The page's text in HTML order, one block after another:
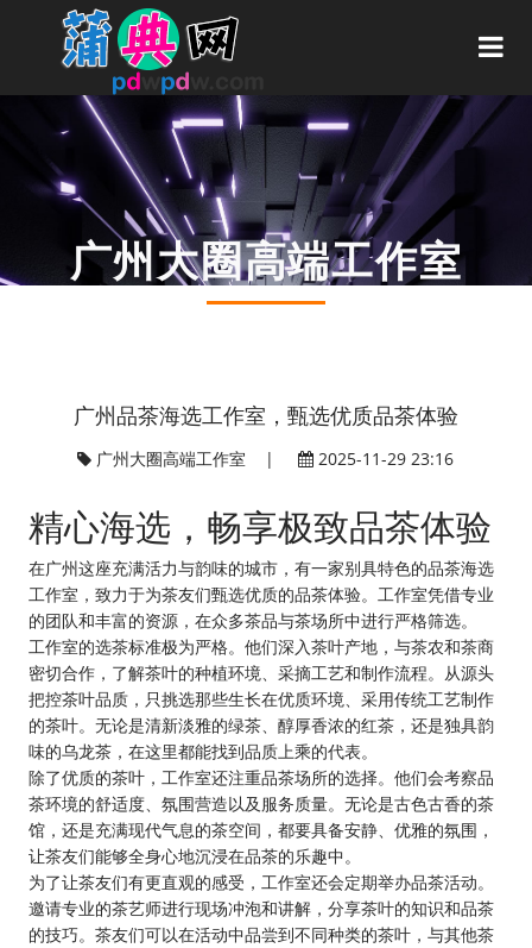
广州大圈高端工作室
广州品茶海选工作室，甄选优质品茶体验
广州大圈高端工作室 | 2025-11-29 23:16
精心海选，畅享极致品茶体验
在广州这座充满活力与韵味的城市，有一家别具特色的品茶海选
工作室，致力于为茶友们甄选优质的品茶体验。工作室凭借专业
的团队和丰富的资源，在众多茶品与茶场所中进行严格筛选。
工作室的选茶标准极为严格。他们深入茶叶产地，与茶农和茶商
密切合作，了解茶叶的种植环境、采摘工艺和制作流程。从源头
把控茶叶品质，只挑选那些生长在优质环境、采用传统工艺制作
的茶叶。无论是清新淡雅的绿茶、醇厚香浓的红茶，还是独具韵
味的乌龙茶，在这里都能找到品质上乘的代表。
除了优质的茶叶，工作室还注重品茶场所的选择。他们会考察品
茶环境的舒适度、氛围营造以及服务质量。无论是古色古香的茶
馆，还是充满现代气息的茶空间，都要具备安静、优雅的氛围，
让茶友们能够全身心地沉浸在品茶的乐趣中。
为了让茶友们有更直观的感受，工作室还会定期举办品茶活动。
邀请专业的茶艺师进行现场冲泡和讲解，分享茶叶的知识和品茶
的技巧。茶友们可以在活动中品尝到不同种类的茶叶，与其他茶